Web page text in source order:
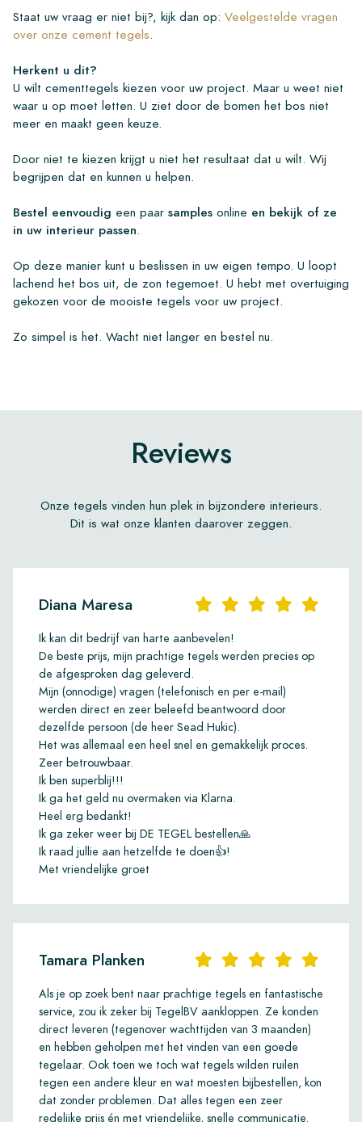
Staat uw vraag er niet bij?, kijk dan op: Veelgestelde vragen
over onze cement tegels.
Herkent u dit?
U wilt cementtegels kiezen voor uw project. Maar u weet niet
waar u op moet letten. U ziet door de bomen het bos niet
meer en maakt geen keuze.
Door niet te kiezen krijgt u niet het resultaat dat u wilt. Wij
begrijpen dat en kunnen u helpen.
Bestel eenvoudig een paar samples online en bekijk of ze
in uw interieur passen.
Op deze manier kunt u beslissen in uw eigen tempo. U loopt
lachend het bos uit, de zon tegemoet. U hebt met overtuiging
gekozen voor de mooiste tegels voor uw project.
Zo simpel is het. Wacht niet langer en bestel nu.
Reviews
Onze tegels vinden hun plek in bijzondere interieurs.
Dit is wat onze klanten daarover zeggen.
Diana Maresa
Ik kan dit bedrijf van harte aanbevelen!
De beste prijs, mijn prachtige tegels werden precies op
de afgesproken dag geleverd.
Mijn (onnodige) vragen (telefonisch en per e-mail)
werden direct en zeer beleefd beantwoord door
dezelfde persoon (de heer Sead Hukic).
Het was allemaal een heel snel en gemakkelijk proces.
Zeer betrouwbaar.
Ik ben superblij!!!
Ik ga het geld nu overmaken via Klarna.
Heel erg bedankt!
Ik ga zeker weer bij DE TEGEL bestellen🙏
Ik raad jullie aan hetzelfde te doen👍!
Met vriendelijke groet
Tamara Planken
Als je op zoek bent naar prachtige tegels en fantastische
service, zou ik zeker bij TegelBV aankloppen. Ze konden
direct leveren (tegenover wachttijden van 3 maanden)
en hebben geholpen met het vinden van een goede
tegelaar. Ook toen we toch wat tegels wilden ruilen
tegen een andere kleur en wat moesten bijbestellen, kon
dat zonder problemen. Dat alles tegen een zeer
redelijke prijs én met vriendelijke, snelle communicatie.